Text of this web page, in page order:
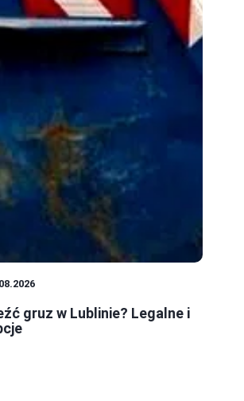
gruz w Lublinie? Legalne i